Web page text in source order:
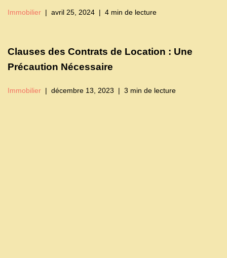
Immobilier avril 25, 2024 4 min de lecture
Clauses des Contrats de Location : Une
Précaution Nécessaire
Immobilier décembre 13, 2023 3 min de lecture